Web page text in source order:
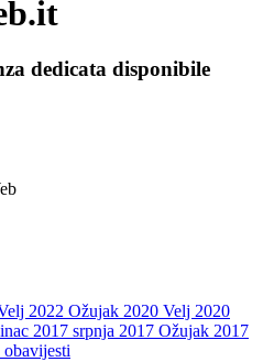
dedicata disponibile
2022 Ožujak 2020 Velj 2020
2017 srpnja 2017 Ožujak 2017
obavijesti